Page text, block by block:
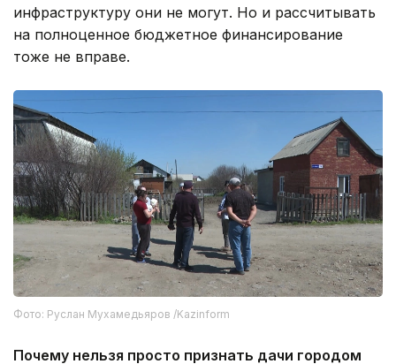
инфраструктуру они не могут. Но и рассчитывать
на полноценное бюджетное финансирование
тоже не вправе.
Фото: Руслан Мухамедьяров /Kazinform
Почему нельзя просто признать дачи городом